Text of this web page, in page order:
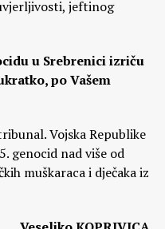
jeftinog
u Srebrenici izriču
po Vašem
Vojska Republike
genocid nad više od
muškaraca i dječaka iz